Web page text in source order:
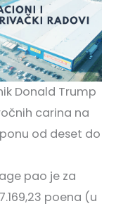
Donald Trump
carina na
od deset do
pao je za
poena (u